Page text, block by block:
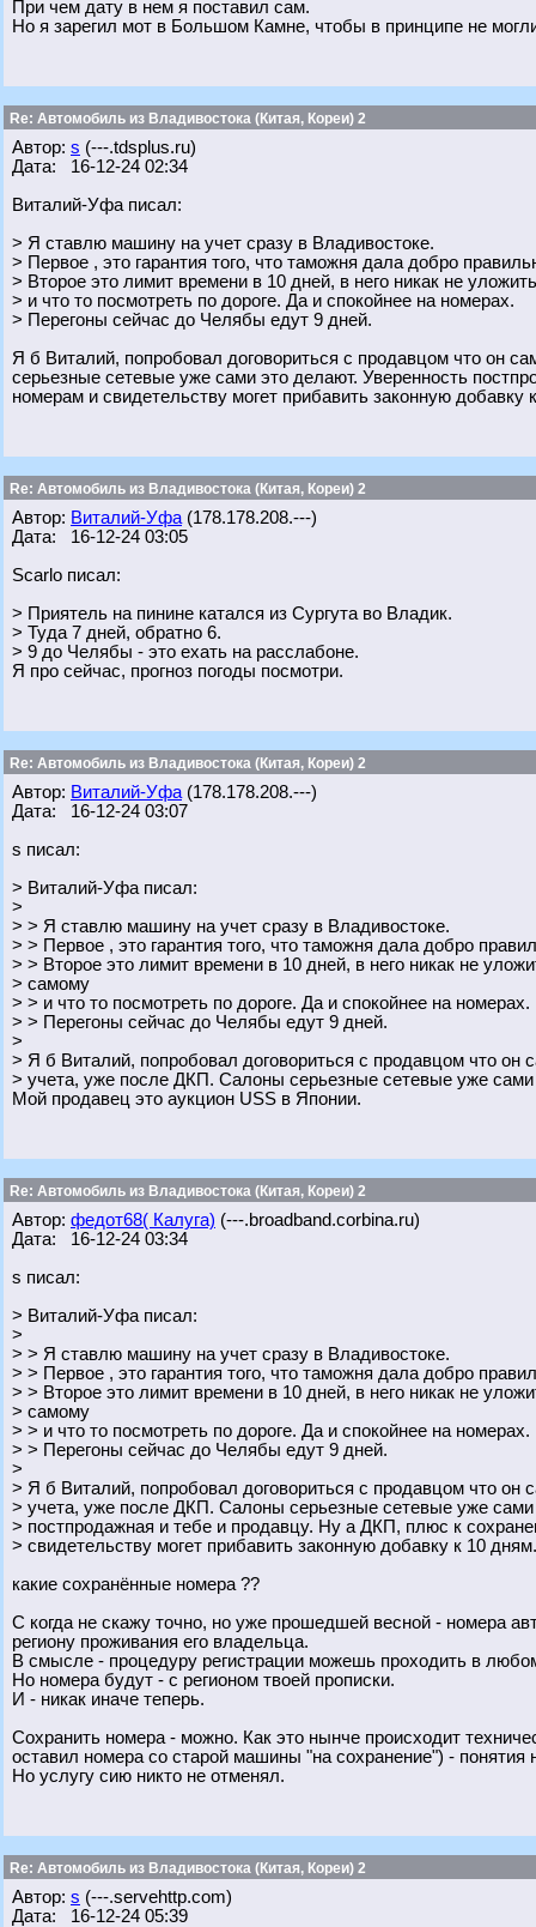
При чем дату в нем я поставил сам.
Но я зарегил мот в Большом Камне, чтобы в принципе не
Re: Автомобиль из Владивостока (Китая, Кореи) 2
Автор: s (---.tdsplus.ru)
Дата: 16-12-24 02:34
Виталий-Уфа писал:
> Я ставлю машину на учет сразу в Владивостоке.
> Первое , это гарантия того, что таможня дала добро
> Второе это лимит времени в 10 дней, в него никак не
> и что то посмотреть по дороге. Да и спокойнее на номерах.
> Перегоны сейчас до Челябы едут 9 дней.
Я б Виталий, попробовал договориться с продавцом что он
серьезные сетевые уже сами это делают. Уверенность
номерам и свидетельству могет прибавить законную добавку
Re: Автомобиль из Владивостока (Китая, Кореи) 2
Автор: Виталий-Уфа (178.178.208.---)
Дата: 16-12-24 03:05
Scarlo писал:
> Приятель на пинине катался из Сургута во Владик.
> Туда 7 дней, обратно 6.
> 9 до Челябы - это ехать на расслабоне.
Я про сейчас, прогноз погоды посмотри.
Re: Автомобиль из Владивостока (Китая, Кореи) 2
Автор: Виталий-Уфа (178.178.208.---)
Дата: 16-12-24 03:07
s писал:
> Виталий-Уфа писал:
>
> > Я ставлю машину на учет сразу в Владивостоке.
> > Первое , это гарантия того, что таможня дала добро
> > Второе это лимит времени в 10 дней, в него никак не
> самому
> > и что то посмотреть по дороге. Да и спокойнее на номерах.
> > Перегоны сейчас до Челябы едут 9 дней.
>
> Я б Виталий, попробовал договориться с продавцом что он
> учета, уже после ДКП. Салоны серьезные сетевые уже сами
Мой продавец это аукцион USS в Японии.
Re: Автомобиль из Владивостока (Китая, Кореи) 2
Автор: федот68( Калуга) (---.broadband.corbina.ru)
Дата: 16-12-24 03:34
s писал:
> Виталий-Уфа писал:
>
> > Я ставлю машину на учет сразу в Владивостоке.
> > Первое , это гарантия того, что таможня дала добро
> > Второе это лимит времени в 10 дней, в него никак не
> самому
> > и что то посмотреть по дороге. Да и спокойнее на номерах.
> > Перегоны сейчас до Челябы едут 9 дней.
>
> Я б Виталий, попробовал договориться с продавцом что он
> учета, уже после ДКП. Салоны серьезные сетевые уже сами
> постпродажная и тебе и продавцу. Ну а ДКП, плюс к
> свидетельству могет прибавить законную добавку к 10
какие сохранённые номера ??
С когда не скажу точно, но уже прошедшей весной - номера
региону проживания его владельца.
В смысле - процедуру регистрации можешь проходить в
Но номера будут - с регионом твоей прописки.
И - никак иначе теперь.
Сохранить номера - можно. Как это нынче происходит
оставил номера со старой машины "на сохранение") - понятия
Но услугу сию никто не отменял.
Re: Автомобиль из Владивостока (Китая, Кореи) 2
Автор: s (---.servehttp.com)
Дата: 16-12-24 05:39